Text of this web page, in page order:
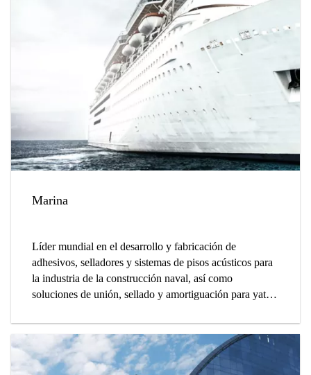
Marina
Líder mundial en el desarrollo y fabricación de
adhesivos, selladores y sistemas de pisos acústicos para
la industria de la construcción naval, así como
soluciones de unión, sellado y amortiguación para yates